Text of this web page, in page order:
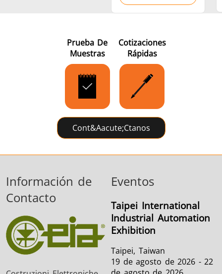
Prueba De
Muestras
Cotizaciones
Rápidas
Cont&aacute;ctanos
Información de
Contacto
Eventos
Taipei International
Industrial Automation
Exhibition
Taipei, Taiwan
19 de agosto de 2026 - 22